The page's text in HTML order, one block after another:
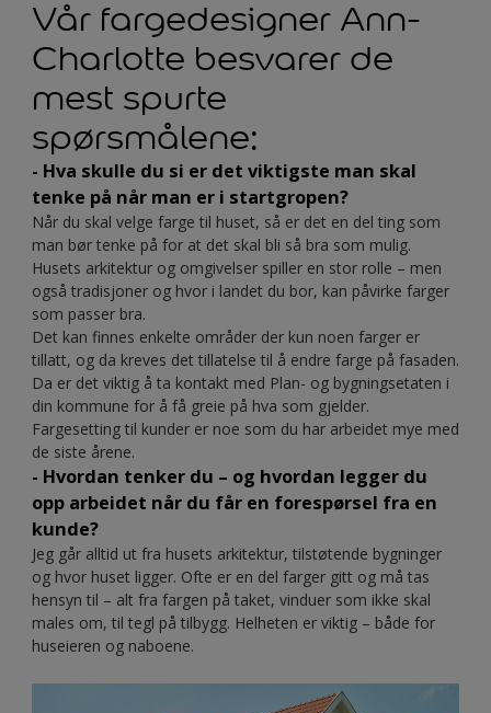
Vår fargedesigner Ann-
Charlotte besvarer de
mest spurte
spørsmålene:
- Hva skulle du si er det viktigste man skal
tenke på når man er i startgropen?
Når du skal velge farge til huset, så er det en del ting som
man bør tenke på for at det skal bli så bra som mulig.
Husets arkitektur og omgivelser spiller en stor rolle – men
også tradisjoner og hvor i landet du bor, kan påvirke farger
som passer bra.
Det kan finnes enkelte områder der kun noen farger er
tillatt, og da kreves det tillatelse til å endre farge på fasaden.
Da er det viktig å ta kontakt med Plan- og bygningsetaten i
din kommune for å få greie på hva som gjelder.
Fargesetting til kunder er noe som du har arbeidet mye med
de siste årene.
- Hvordan tenker du – og hvordan legger du
opp arbeidet når du får en forespørsel fra en
kunde?
Jeg går alltid ut fra husets arkitektur, tilstøtende bygninger
og hvor huset ligger. Ofte er en del farger gitt og må tas
hensyn til – alt fra fargen på taket, vinduer som ikke skal
males om, til tegl på tilbygg. Helheten er viktig – både for
huseieren og naboene.